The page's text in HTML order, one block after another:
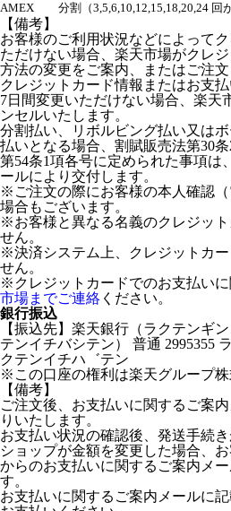
AMEX
分割（3,5,6,10,12,15,18,20,24 回
【備考】
お客様のご利用状況などによって
ただけない場合、楽天市場がクレ
方法の変更をご案内、またはご注
クレジットカード情報またはお支
7日間変更いただけない場合、楽天
ンセルいたします。
分割払い、リボルビング払い又は
払いとなる場合、割賦販売法第30
第54条1項各号に定められた事項は
ールにより交付します。
※ご注文の際にお客様の本人確認
場合もございます。
※お客様と異なる名義のクレジッ
せん。
※決済システム上、クレジットカ
せん。
※クレジットカードでのお支払い
市場までご連絡 ください。
銀行振込
【振込先】楽天銀行（ラクテンギ
テンイチバシテン） 普通 2995355
クテンイチハ゛テン
※この口座の権利は楽天グループ株
【備考】
ご注文後、お支払いに関するご案
りいたします。
お支払い状況の確認後、発送手続き
ショップが金額を変更した場合、
からのお支払いに関するご案内メ
す。
お支払いに関するご案内メールに